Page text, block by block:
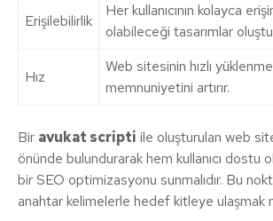
Erişilebilirlik
Her kullanıcının kolayca
olabileceği tasarımlar
Hız
Web sitesinin hızlı
memnuniyetini artırır.
Bir avukat scripti ile oluşturulan web
önünde bulundurarak hem kullanıcı dostu
bir SEO optimizasyonu sunmalıdır. Bu
anahtar kelimelerle hedef kitleye ulaşmak